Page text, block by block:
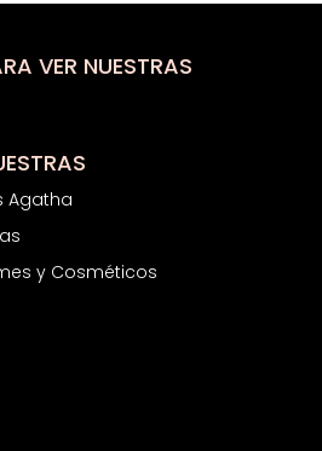
VER NUESTRAS
Agatha
y Cosméticos